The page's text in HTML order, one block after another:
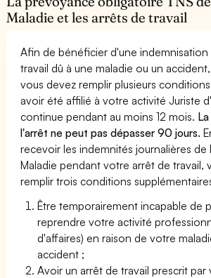
Maladie et les arrêts de travail
Afin de bénéficier d'une indemnisation
travail dû à une maladie ou un
vous devez remplir plusieurs
avoir été affilié à votre activité Juriste
continue pendant au moins 12 mois.
l'arrêt ne peut pas dépasser 90 jours.
recevoir les indemnités journalières de
Maladie pendant votre arrêt de travail,
remplir trois conditions
Être temporairement incapable de
reprendre votre activité
d'affaires) en raison de votre
accident ;
Avoir un arrêt de travail prescrit